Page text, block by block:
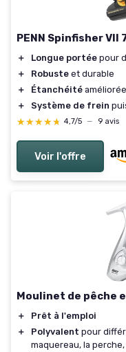
PENN Spinfisher VII
＋ Longue portée pour
＋
Robuste et durable
＋
Étanchéité
＋
Système de frein
★★★★★
★★★★★ 4,7/5 — 9 avis
Voir l'offre
Moulinet de pêche
＋
Prêt à l'emploi
＋
Polyvalent pour
maquereau, la